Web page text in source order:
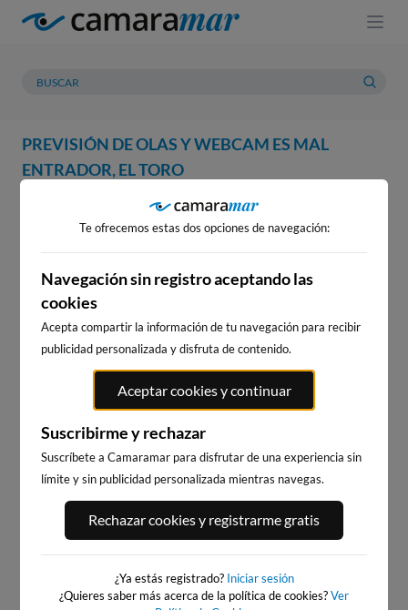
PREVISIÓN DE OLAS Y WEBCAM ES MAL
ENTRADOR, EL TORO
PREVISIÓN METEOROLOGÍA
WEBCAM ES MAL ENTRADOR,
EL TORO
WEBCAMS CERCANAS
PORT ANDRATX
10km · Andratx
PLAYA DEL FORTI
0.1 m CHOPI
Te ofrecemos estas dos opciones de navegación:
Navegación sin registro aceptando las
cookies
Acepta compartir la información de tu navegación para recibir
publicidad personalizada y disfruta de contenido.
Aceptar cookies y continuar
Suscribirme y rechazar
Suscríbete a Camaramar para disfrutar de una experiencia sin
límite y sin publicidad personalizada mientras navegas.
Rechazar cookies y registrarme gratis
¿Ya estás registrado? Iniciar sesión
¿Quieres saber más acerca de la política de cookies?Ver